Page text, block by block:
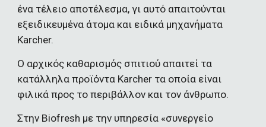
ένα τέλειο αποτέλεσμα, γι αυτό απαιτούνται
εξειδικευμένα άτομα και ειδικά μηχανήματα
Karcher.
Ο αρχικός καθαρισμός σπιτιού απαιτεί τα
κατάλληλα προϊόντα Karcher τα οποία είναι
φιλικά προς το περιβάλλον και τον άνθρωπο.
Στην Biofresh με την υπηρεσία «συνεργείο